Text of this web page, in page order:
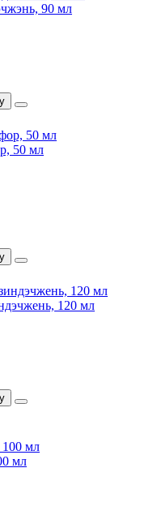
90 мл
50 мл
120 мл
мл